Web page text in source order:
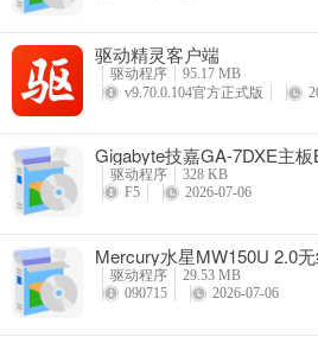
驱动精灵客户端
驱动程序
95.17 MB
v9.70.0.104官方正式版
Gigabyte技嘉GA-7DXE主
驱动程序
328 KB
F5
2026-07-06
Mercury水星MW150U 2.0
驱动程序
29.53 MB
090715
2026-07-06